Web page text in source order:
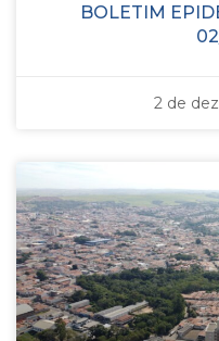
BOLETIM
2 de